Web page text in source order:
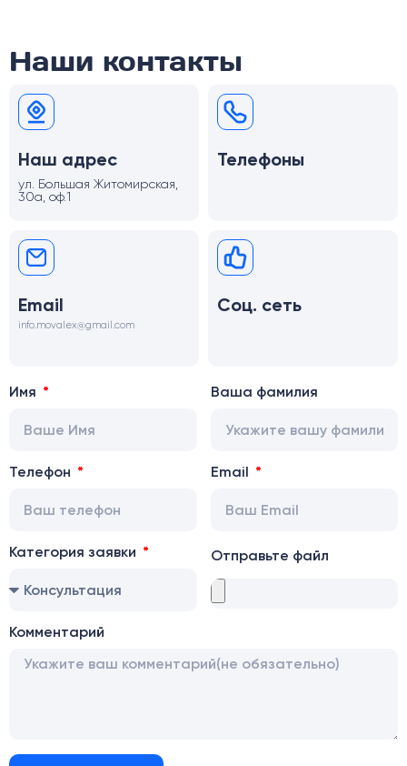
Наши контакты
Наш адрес
ул. Большая Житомирская,
30а, оф.1
Телефоны
Email
info.movalex@gmail.com
Соц. сеть
Имя Ваша фамилия
Телефон Email
Категория заявки Отправьте файл
Комментарий